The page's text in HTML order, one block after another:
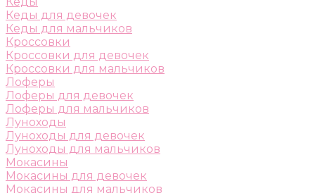
Кеды для девочек
Кеды для мальчиков
Кроссовки
Кроссовки для девочек
Кроссовки для мальчиков
Лоферы
Лоферы для девочек
Лоферы для мальчиков
Луноходы
Луноходы для девочек
Луноходы для мальчиков
Мокасины
Мокасины для девочек
Мокасины для мальчиков